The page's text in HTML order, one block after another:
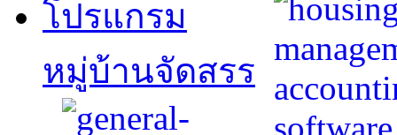
โปรแกรม
หมู่บ้านจัดสรร